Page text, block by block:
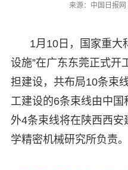
来源：中国日报网
1月10日，国家重大
设施”在广东东莞正式开
担建设，共布局10条束
工建设的6条束线由中
外4条束线将在陕西西
学精密机械研究所负责。